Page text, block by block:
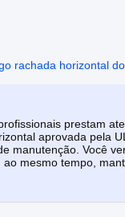
rachada horizontal
prestam
aprovada pela
manutenção. Você
mesmo tempo,